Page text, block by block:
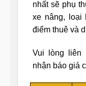
nhất sẽ phụ
xe nâng, loại
điểm thuê và
Vui lòng liên
nhận báo giá